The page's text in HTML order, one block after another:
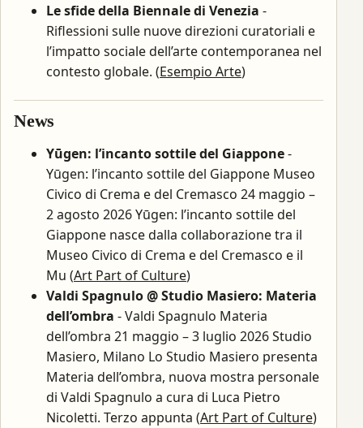
Le sfide della Biennale di Venezia -
Riflessioni sulle nuove direzioni curatoriali e
l’impatto sociale dell’arte contemporanea nel
contesto globale. (Esempio Arte)
News
Yūgen: l’incanto sottile del Giappone-
Yūgen: l’incanto sottile del Giappone Museo
Civico di Crema e del Cremasco 24 maggio –
2 agosto 2026 Yūgen: l’incanto sottile del
Giappone nasce dalla collaborazione tra il
Museo Civico di Crema e del Cremasco e il
Mu (Art Part of Culture)
Valdi Spagnulo @ Studio Masiero: Materia
dell’ombra - Valdi Spagnulo Materia
dell’ombra 21 maggio – 3 luglio 2026 Studio
Masiero, Milano Lo Studio Masiero presenta
Materia dell’ombra, nuova mostra personale
di Valdi Spagnulo a cura di Luca Pietro
Nicoletti. Terzo appunta (Art Part of Culture)